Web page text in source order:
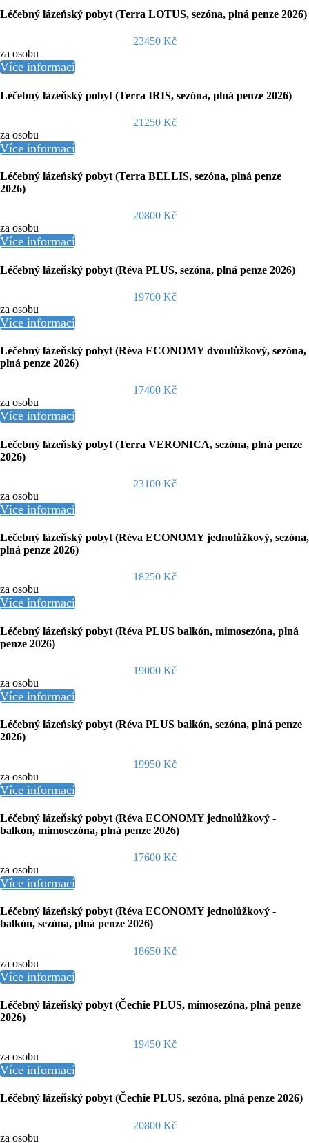
Léčebný lázeňský pobyt (Terra LOTUS, sezóna, plná penze 2026)
23450 Kč
za osobu
Více informací
Léčebný lázeňský pobyt (Terra IRIS, sezóna, plná penze 2026)
21250 Kč
za osobu
Více informací
Léčebný lázeňský pobyt (Terra BELLIS, sezóna, plná penze
2026)
20800 Kč
za osobu
Více informací
Léčebný lázeňský pobyt (Réva PLUS, sezóna, plná penze 2026)
19700 Kč
za osobu
Více informací
Léčebný lázeňský pobyt (Réva ECONOMY dvoulůžkový, sezóna,
plná penze 2026)
17400 Kč
za osobu
Více informací
Léčebný lázeňský pobyt (Terra VERONICA, sezóna, plná penze
2026)
23100 Kč
za osobu
Více informací
Léčebný lázeňský pobyt (Réva ECONOMY jednolůžkový, sezóna,
plná penze 2026)
18250 Kč
za osobu
Více informací
Léčebný lázeňský pobyt (Réva PLUS balkón, mimosezóna, plná
penze 2026)
19000 Kč
za osobu
Více informací
Léčebný lázeňský pobyt (Réva PLUS balkón, sezóna, plná penze
2026)
19950 Kč
za osobu
Více informací
Léčebný lázeňský pobyt (Réva ECONOMY jednolůžkový -
balkón, mimosezóna, plná penze 2026)
17600 Kč
za osobu
Více informací
Léčebný lázeňský pobyt (Réva ECONOMY jednolůžkový -
balkón, sezóna, plná penze 2026)
18650 Kč
za osobu
Více informací
Léčebný lázeňský pobyt (Čechie PLUS, mimosezóna, plná penze
2026)
19450 Kč
za osobu
Více informací
Léčebný lázeňský pobyt (Čechie PLUS, sezóna, plná penze 2026)
20800 Kč
za osobu